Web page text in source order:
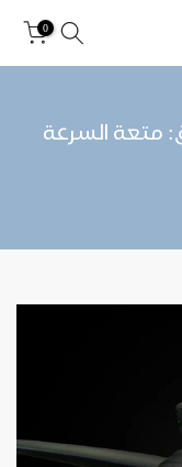
0
متعة السرعة